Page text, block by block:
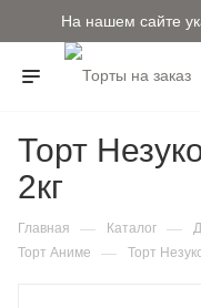
На нашем сайте
Торт
2кг
Главная — Каталог —
Торт Аниме — Торт